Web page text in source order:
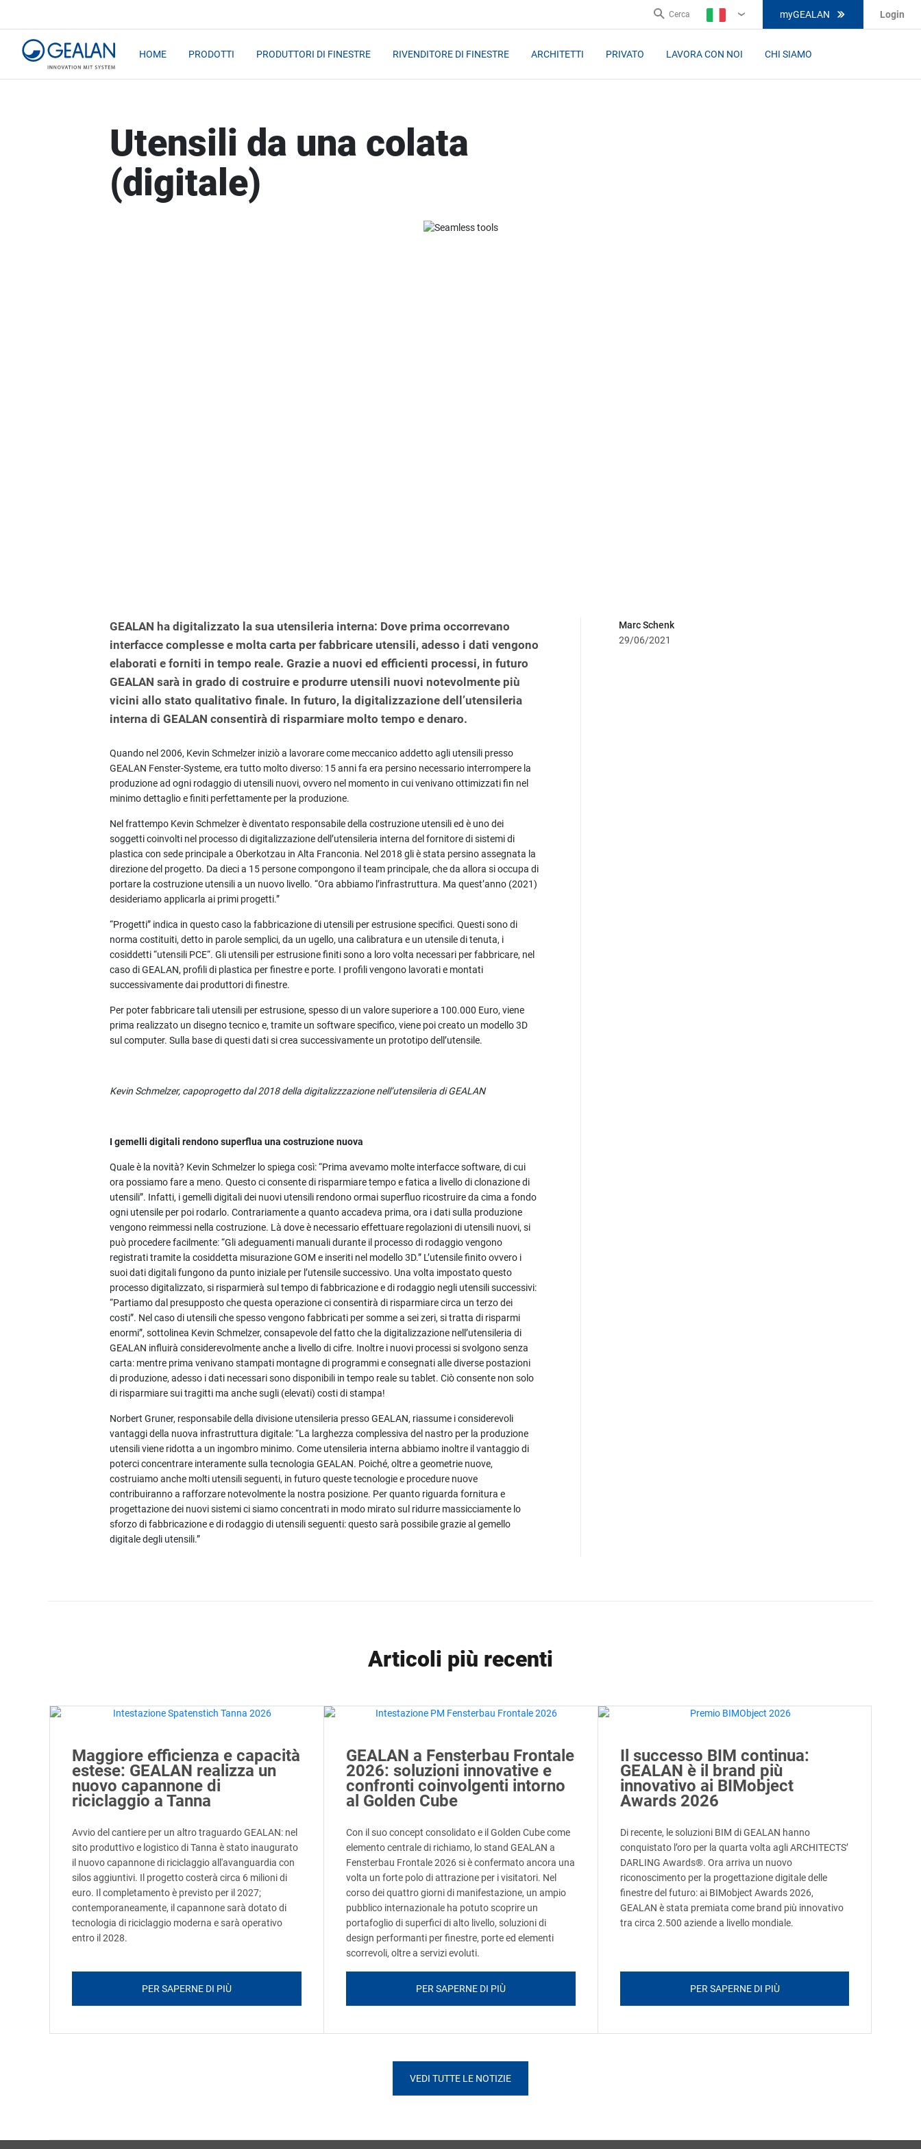
Cerca
IT
myGEALAN Login
HOME PRODOTTI PRODUTTORI DI FINESTRE RIVENDITORE DI FINESTRE ARCHITETTI PRIVATO LAVORA CON NOI CHI SIAMO
Utensili da una colata
(digitale)
GEALAN ha digitalizzato la sua utensileria interna: Dove prima occorrevano
interfacce complesse e molta carta per fabbricare utensili, adesso i dati vengono
elaborati e forniti in tempo reale. Grazie a nuovi ed efficienti processi, in futuro
GEALAN sarà in grado di costruire e produrre utensili nuovi notevolmente più
vicini allo stato qualitativo finale. In futuro, la digitalizzazione dell’utensileria
interna di GEALAN consentirà di risparmiare molto tempo e denaro.
Quando nel 2006, Kevin Schmelzer iniziò a lavorare come meccanico addetto agli utensili presso
GEALAN Fenster-Systeme, era tutto molto diverso: 15 anni fa era persino necessario interrompere la
produzione ad ogni rodaggio di utensili nuovi, ovvero nel momento in cui venivano ottimizzati fin nel
minimo dettaglio e finiti perfettamente per la produzione.
Nel frattempo Kevin Schmelzer è diventato responsabile della costruzione utensili ed è uno dei
soggetti coinvolti nel processo di digitalizzazione dell’utensileria interna del fornitore di sistemi di
plastica con sede principale a Oberkotzau in Alta Franconia. Nel 2018 gli è stata persino assegnata la
direzione del progetto. Da dieci a 15 persone compongono il team principale, che da allora si occupa di
portare la costruzione utensili a un nuovo livello. “Ora abbiamo l’infrastruttura. Ma quest’anno (2021)
desideriamo applicarla ai primi progetti.”
“Progetti” indica in questo caso la fabbricazione di utensili per estrusione specifici. Questi sono di
norma costituiti, detto in parole semplici, da un ugello, una calibratura e un utensile di tenuta, i
cosiddetti “utensili PCE“. Gli utensili per estrusione finiti sono a loro volta necessari per fabbricare, nel
caso di GEALAN, profili di plastica per finestre e porte. I profili vengono lavorati e montati
successivamente dai produttori di finestre.
Per poter fabbricare tali utensili per estrusione, spesso di un valore superiore a 100.000 Euro, viene
prima realizzato un disegno tecnico e, tramite un software specifico, viene poi creato un modello 3D
sul computer. Sulla base di questi dati si crea successivamente un prototipo dell’utensile.
Kevin Schmelzer, capoprogetto dal 2018 della digitalizzzazione nell’utensileria di GEALAN​
I gemelli digitali rendono superflua una costruzione nuova
Quale è la novità? Kevin Schmelzer lo spiega così: “Prima avevamo molte interfacce software, di cui
ora possiamo fare a meno. Questo ci consente di risparmiare tempo e fatica a livello di clonazione di
utensili”. Infatti, i gemelli digitali dei nuovi utensili rendono ormai superfluo ricostruire da cima a fondo
ogni utensile per poi rodarlo. Contrariamente a quanto accadeva prima, ora i dati sulla produzione
vengono reimmessi nella costruzione. Là dove è necessario effettuare regolazioni di utensili nuovi, si
può procedere facilmente: “Gli adeguamenti manuali durante il processo di rodaggio vengono
registrati tramite la cosiddetta misurazione GOM e inseriti nel modello 3D.” L’utensile finito ovvero i
suoi dati digitali fungono da punto iniziale per l’utensile successivo. Una volta impostato questo
processo digitalizzato, si risparmierà sul tempo di fabbricazione e di rodaggio negli utensili successivi:
“Partiamo dal presupposto che questa operazione ci consentirà di risparmiare circa un terzo dei
costi”. Nel caso di utensili che spesso vengono fabbricati per somme a sei zeri, si tratta di risparmi
enormi”, sottolinea Kevin Schmelzer, consapevole del fatto che la digitalizzazione nell’utensileria di
GEALAN influirà considerevolmente anche a livello di cifre. Inoltre i nuovi processi si svolgono senza
carta: mentre prima venivano stampati montagne di programmi e consegnati alle diverse postazioni
di produzione, adesso i dati necessari sono disponibili in tempo reale su tablet. Ciò consente non solo
di risparmiare sui tragitti ma anche sugli (elevati) costi di stampa!
Norbert Gruner, responsabile della divisione utensileria presso GEALAN, riassume i considerevoli
vantaggi della nuova infrastruttura digitale: “La larghezza complessiva del nastro per la produzione
utensili viene ridotta a un ingombro minimo. Come utensileria interna abbiamo inoltre il vantaggio di
poterci concentrare interamente sulla tecnologia GEALAN. Poiché, oltre a geometrie nuove,
costruiamo anche molti utensili seguenti, in futuro queste tecnologie e procedure nuove
contribuiranno a rafforzare notevolmente la nostra posizione. Per quanto riguarda fornitura e
progettazione dei nuovi sistemi ci siamo concentrati in modo mirato sul ridurre massicciamente lo
sforzo di fabbricazione e di rodaggio di utensili seguenti: questo sarà possibile grazie al gemello
digitale degli utensili.”
Marc Schenk
29/06/2021
Articoli più recenti
Maggiore efficienza e capacità
estese: GEALAN realizza un
nuovo capannone di
riciclaggio a Tanna
Avvio del cantiere per un altro traguardo GEALAN: nel
sito produttivo e logistico di Tanna è stato inaugurato
il nuovo capannone di riciclaggio all'avanguardia con
silos aggiuntivi. Il progetto costerà circa 6 milioni di
euro. Il completamento è previsto per il 2027;
contemporaneamente, il capannone sarà dotato di
tecnologia di riciclaggio moderna e sarà operativo
entro il 2028.
PER SAPERNE DI PIÙ
GEALAN a Fensterbau Frontale
2026: soluzioni innovative e
confronti coinvolgenti intorno
al Golden Cube
Con il suo concept consolidato e il Golden Cube come
elemento centrale di richiamo, lo stand GEALAN a
Fensterbau Frontale 2026 si è confermato ancora una
volta un forte polo di attrazione per i visitatori. Nel
corso dei quattro giorni di manifestazione, un ampio
pubblico internazionale ha potuto scoprire un
portafoglio di superfici di alto livello, soluzioni di
design performanti per finestre, porte ed elementi
scorrevoli, oltre a servizi evoluti.
PER SAPERNE DI PIÙ
Il successo BIM continua:
GEALAN è il brand più
innovativo ai BIMobject
Awards 2026
Di recente, le soluzioni BIM di GEALAN hanno
conquistato l’oro per la quarta volta agli ARCHITECTS’
DARLING Awards®. Ora arriva un nuovo
riconoscimento per la progettazione digitale delle
finestre del futuro: ai BIMobject Awards 2026,
GEALAN è stata premiata come brand più innovativo
tra circa 2.500 aziende a livello mondiale.
PER SAPERNE DI PIÙ
VEDI TUTTE LE NOTIZIE